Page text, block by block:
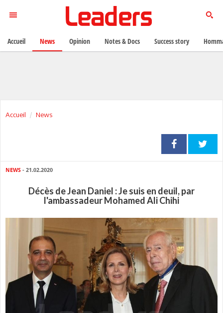
Accueil News
NEWS - 21.02.2020
Décès de Jean Daniel : Je suis en deuil, par
l'ambassadeur Mohamed Ali Chihi
Accueil News Opinion Notes & Docs Success story